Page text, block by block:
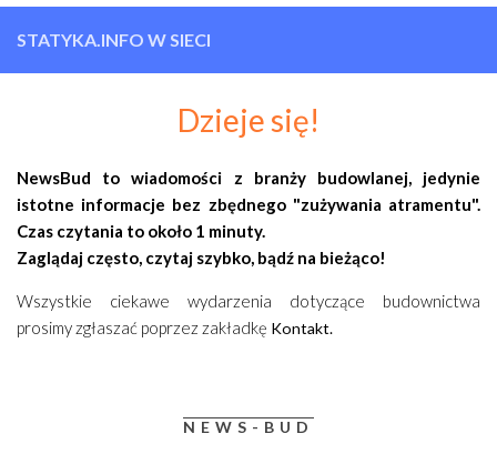
STATYKA.INFO W SIECI
Dzieje się!
NewsBud to wiadomości z branży budowlanej, jedynie
istotne informacje bez zbędnego "zużywania atramentu".
Czas czytania to około 1 minuty.
Zaglądaj często, czytaj szybko, bądź na bieżąco!
Wszystkie ciekawe wydarzenia dotyczące budownictwa
prosimy zgłaszać poprzez zakładkę Kontakt.
NEWS-BUD